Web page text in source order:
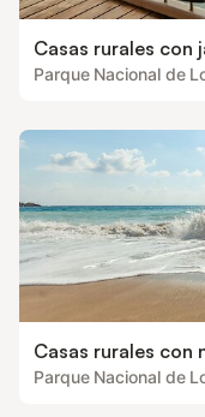
Casas rurales con
Parque Nacional de
Casas rurales con
Parque Nacional de